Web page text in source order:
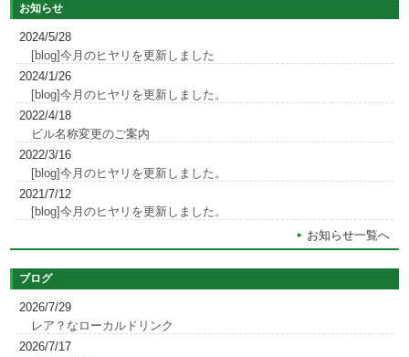
お知らせ
2024/5/28
[blog]今月のヒヤリを更新しました
2024/1/26
[blog]今月のヒヤリを更新しました。
2022/4/18
ビル名称変更のご案内
2022/3/16
[blog]今月のヒヤリを更新しました。
2021/7/12
[blog]今月のヒヤリを更新しました。
お知らせ一覧へ
ブログ
2026/7/29
レア？なローカルドリンク
2026/7/17